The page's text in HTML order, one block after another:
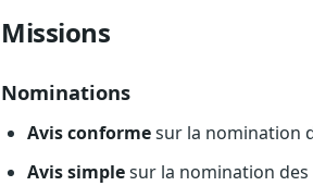
Missions
Nominations
Avis conformesur la nomination
Avis simplesur la nomination